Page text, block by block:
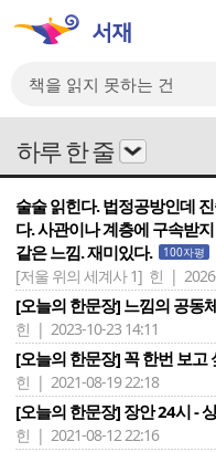
하루 한 줄
술술 읽힌다. 법정공방인데
다. 사관이나 계층에 구속받
같은 느낌. 재미있다.
100자평
[저울 위의 세계사 1] 힌 |
[오늘의 한문장] 느낌의 공동
힌 | 2023-10-23 14:11
[오늘의 한문장] 꼭 한번 보고
힌 | 2021-08-19 22:18
[오늘의 한문장] 장안 24시 -
힌 | 2021-08-12 22:16